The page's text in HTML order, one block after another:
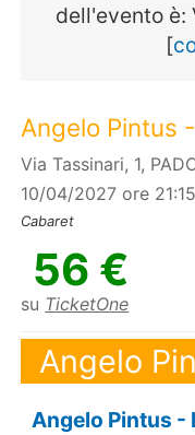
dell'evento è:
[
Angelo Pintus
Via Tassinari, 1,
10/04/2027 ore 21:15
Cabaret
56 €
su TicketOne
Angelo
Angelo Pintus -